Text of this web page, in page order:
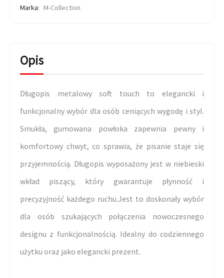
Marka: M-Collection
Opis
Długopis metalowy soft touch to elegancki i
funkcjonalny wybór dla osób ceniących wygodę i styl.
Smukła, gumowana powłoka zapewnia pewny i
komfortowy chwyt, co sprawia, że pisanie staje się
przyjemnością. Długopis wyposażony jest w niebieski
wkład piszący, który gwarantuje płynność i
precyzyjność każdego ruchu.Jest to doskonały wybór
dla osób szukających połączenia nowoczesnego
designu z funkcjonalnością. Idealny do codziennego
użytku oraz jako elegancki prezent.